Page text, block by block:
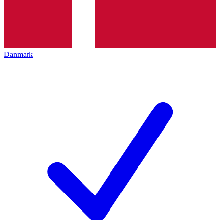
Danmark